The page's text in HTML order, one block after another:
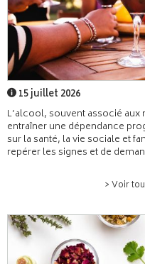
15 juillet 2026
L’alcool, souvent associé
entraîner une dépendance
sur la santé, la vie sociale et
repérer les signes et de
> Voir